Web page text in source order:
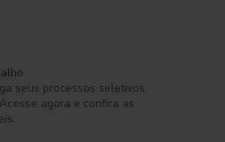
seus processos seletivos
agora e confira as